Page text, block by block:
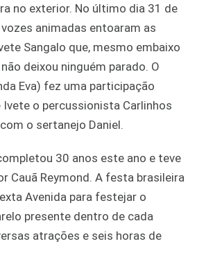
no exterior. No último dia 31 de
animadas entoaram as
Sangalo que, mesmo embaixo
deixou ninguém parado. O
Eva) fez uma participação
Ivete o percussionista Carlinhos
o sertanejo Daniel.
30 anos este ano e teve
Cauã Reymond. A festa brasileira
Avenida para festejar o
presente dentro de cada
atrações e seis horas de